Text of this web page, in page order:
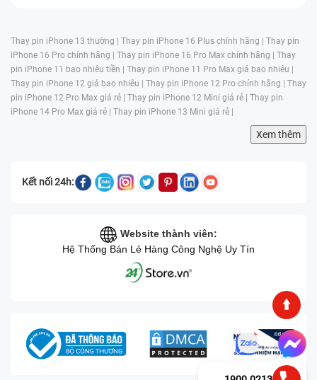
Thay pin iPhone 13 thường | Thay pin iPhone 16 Plus chính hãng | Thay pin
iPhone 16 Pro chính hãng | Thay pin iPhone 16 Pro Max chính hãng | Thay
pin iPhone 11 bao nhiêu tiền | Thay pin iPhone 11 Pro Max giá bao nhiêu |
Thay pin iPhone 12 giá bao nhiêu | Thay pin iPhone 12 Pro chính hãng | Thay
pin iPhone 12 Pro Max giá rẻ | Thay pin iPhone 12 Mini giá rẻ | Thay pin
iPhone 14 Pro Max giá rẻ | Thay pin iPhone 13 Mini giá rẻ |
Xem thêm
Kết nối 24h:
Website thành viên:
Hệ Thống Bán Lẻ Hàng Công Nghệ Uy Tín